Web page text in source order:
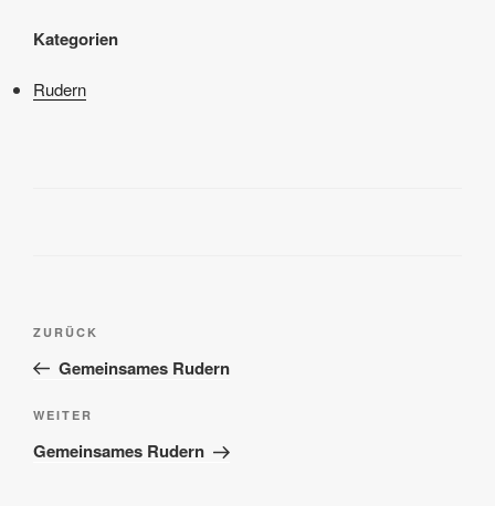
Kategorien
Rudern
Beitragsnavigation
Vorheriger
Beitrag
ZURÜCK
Gemeinsames Rudern
Nächster
Beitrag
WEITER
Gemeinsames Rudern